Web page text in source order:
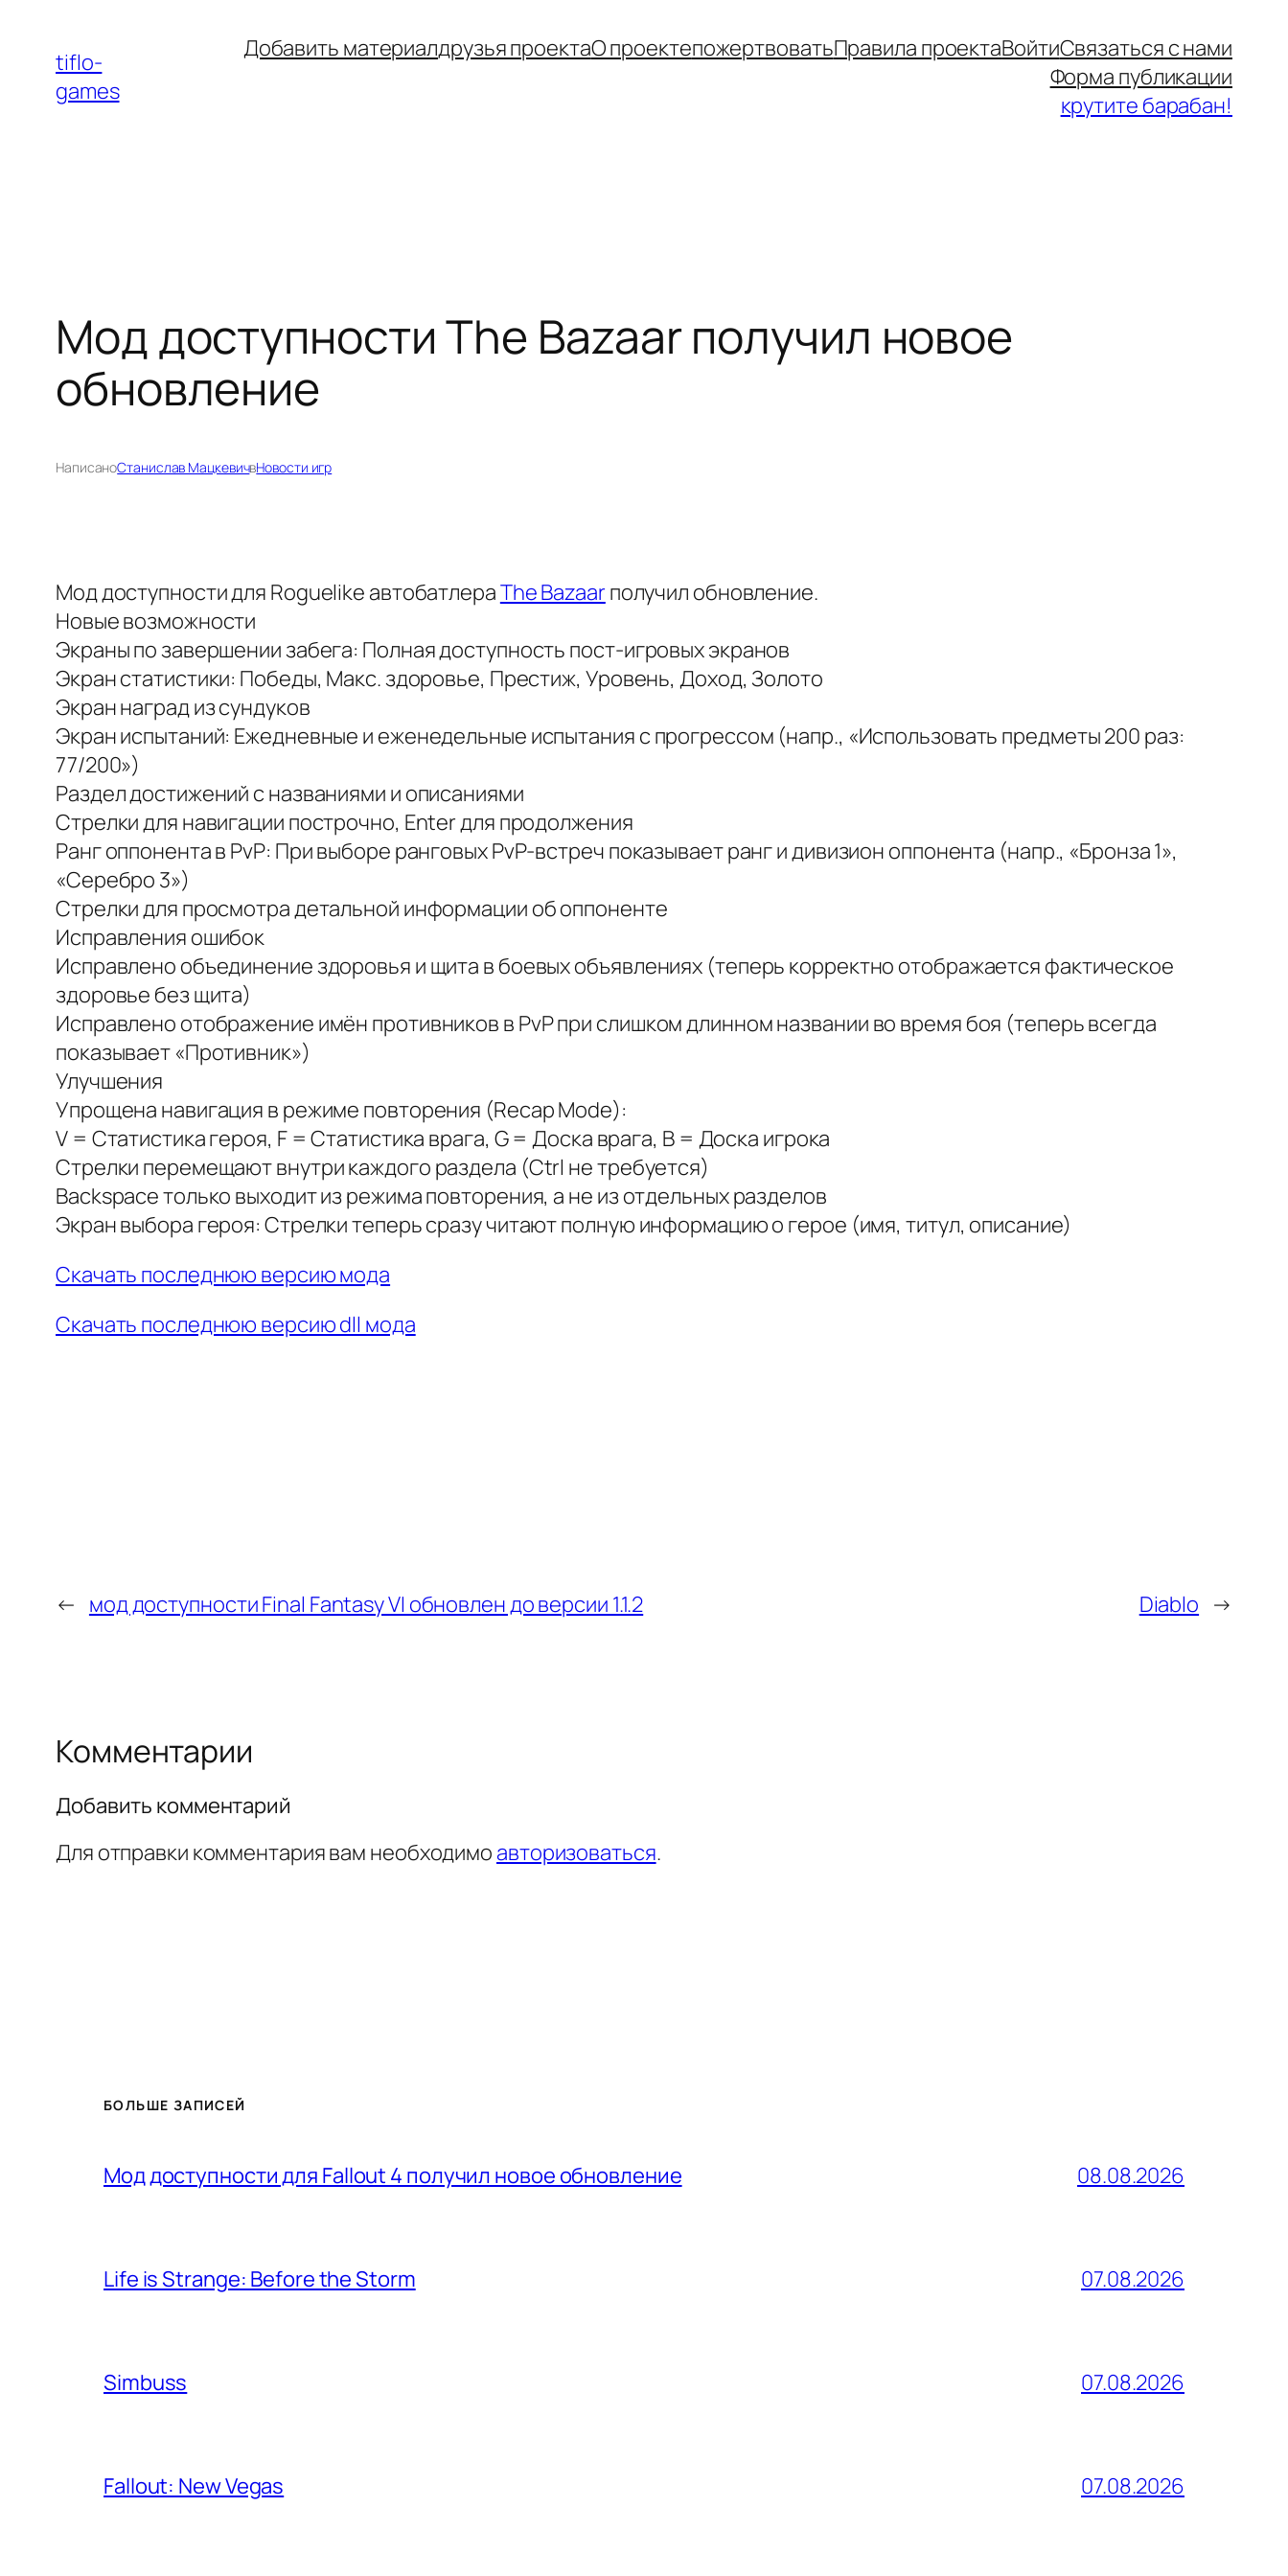
содержимому
tiflo-
games
Добавить материалдрузья проектаО проектепожертвоватьПравила проектаВойтиСвязаться с нами
Форма публикации
крутите барабан!
Мод доступности The Bazaar получил новое
обновление
НаписаноСтанислав МацкевичвНовости игр
Мод доступности для Roguelike автобатлераThe Bazaarполучил обновление.
Новые возможности
Экраны по завершении забега: Полная доступность пост-игровых экранов
Экран статистики: Победы, Макс. здоровье, Престиж, Уровень, Доход, Золото
Экран наград из сундуков
Экран испытаний: Ежедневные и еженедельные испытания с прогрессом (напр., «Использовать предметы 200 раз:
77/200»)
Раздел достижений с названиями и описаниями
Стрелки для навигации построчно, Enter для продолжения
Ранг оппонента в PvP: При выборе ранговых PvP-встреч показывает ранг и дивизион оппонента (напр., «Бронза 1»,
«Серебро 3»)
Стрелки для просмотра детальной информации об оппоненте
Исправления ошибок
Исправлено объединение здоровья и щита в боевых объявлениях (теперь корректно отображается фактическое
здоровье без щита)
Исправлено отображение имён противников в PvP при слишком длинном названии во время боя (теперь всегда
показывает «Противник»)
Улучшения
Упрощена навигация в режиме повторения (Recap Mode):
V = Статистика героя, F = Статистика врага, G = Доска врага, B = Доска игрока
Стрелки перемещают внутри каждого раздела (Ctrl не требуется)
Backspace только выходит из режима повторения, а не из отдельных разделов
Экран выбора героя: Стрелки теперь сразу читают полную информацию о герое (имя, титул, описание)
Скачать последнюю версию мода
Скачать последнюю версию dll мода
← мод доступности Final Fantasy VI обновлен до версии 1.1.2 Diablo →
Комментарии
Добавить комментарий
Для отправки комментария вам необходимо авторизоваться.
БОЛЬШЕ ЗАПИСЕЙ
Мод доступности для Fallout 4 получил новое обновление 08.08.2026
Life is Strange: Before the Storm 07.08.2026
Simbuss 07.08.2026
Fallout: New Vegas 07.08.2026